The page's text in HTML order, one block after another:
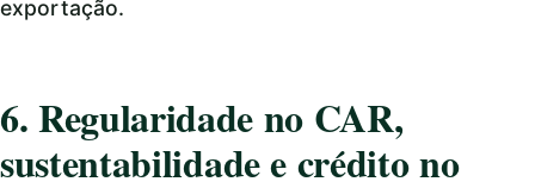
exportação.
6. Regularidade no CAR,
sustentabilidade e crédito no